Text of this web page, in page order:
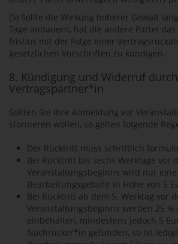
(5) Sollte die Wirkung höherer Gewalt
Tage andauern, hat die andere Partei das
fristlos mit der Folge einer
gesetzlichen Vorschriften zu kündigen.
8. Kündigung und Widerruf
Vertragspartner*in
Sollten Sie Ihre Anmeldung vor
stornieren wollen, so gelten folgende
Der Rücktritt muss schriftlich
Bei Rücktritt bis sechs Werktage vor
Veranstaltungsbeginns wird nur eine
Bearbeitungsgebühr in Höhe von 5
Bei Rücktritt ab dem 5. Werktag vor
Veranstaltungsbeginns werden 25 %
einbehalten, mindestens jedoch 5
Nachrücker*in gefunden, so ist